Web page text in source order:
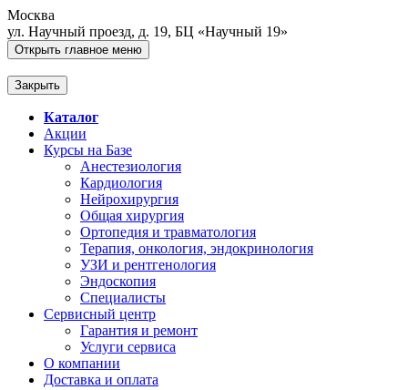
Москва
ул. Научный проезд, д. 19, БЦ «Научный 19»
Открыть главное меню
Закрыть
Каталог
Акции
Курсы на Базе
Анестезиология
Кардиология
Нейрохирургия
Общая хирургия
Ортопедия и травматология
Терапия, онкология, эндокринология
УЗИ и рентгенология
Эндоскопия
Специалисты
Сервисный центр
Гарантия и ремонт
Услуги сервиса
О компании
Доставка и оплата